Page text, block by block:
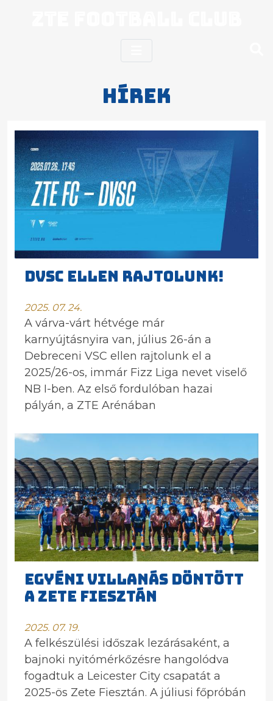
Hírek
DVSC ELLEN RAJTOLUNK!
2025. 07. 24.
A várva-várt hétvége már
karnyújtásnyira van, július 26-án a
Debreceni VSC ellen rajtolunk el a
2025/26-os, immár Fizz Liga nevet viselő
NB I-ben. Az első fordulóban hazai
pályán, a ZTE Arénában
EGYÉNI VILLANÁS DÖNTÖTT
A ZETE FIESZTÁN
2025. 07. 19.
A felkészülési időszak lezárásaként, a
bajnoki nyitómérkőzésre hangolódva
fogadtuk a Leicester City csapatát a
2025-ös Zete Fiesztán. A júliusi főpróbán